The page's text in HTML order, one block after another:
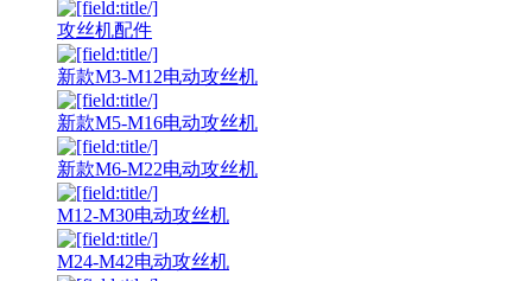
攻丝机配件
新款M3-M12电动攻丝机
新款M5-M16电动攻丝机
新款M6-M22电动攻丝机
M12-M30电动攻丝机
M24-M42电动攻丝机